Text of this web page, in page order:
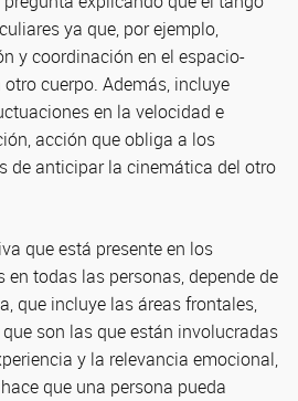
ya que, por ejemplo,
y coordinación en el espacio-
cuerpo. Además, incluye
en la velocidad e
acción que obliga a los
de anticipar la cinemática del otro
que está presente en los
en todas las personas, depende de
que incluye las áreas frontales,
son las que están involucradas
y la relevancia emocional,
que una persona pueda